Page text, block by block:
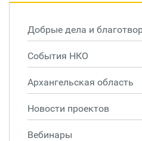
Добрые дела и
События НКО
Архангельская область
Новости проектов
Вебинары